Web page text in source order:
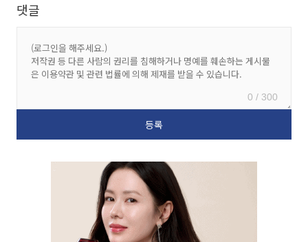
댓글
0 / 300